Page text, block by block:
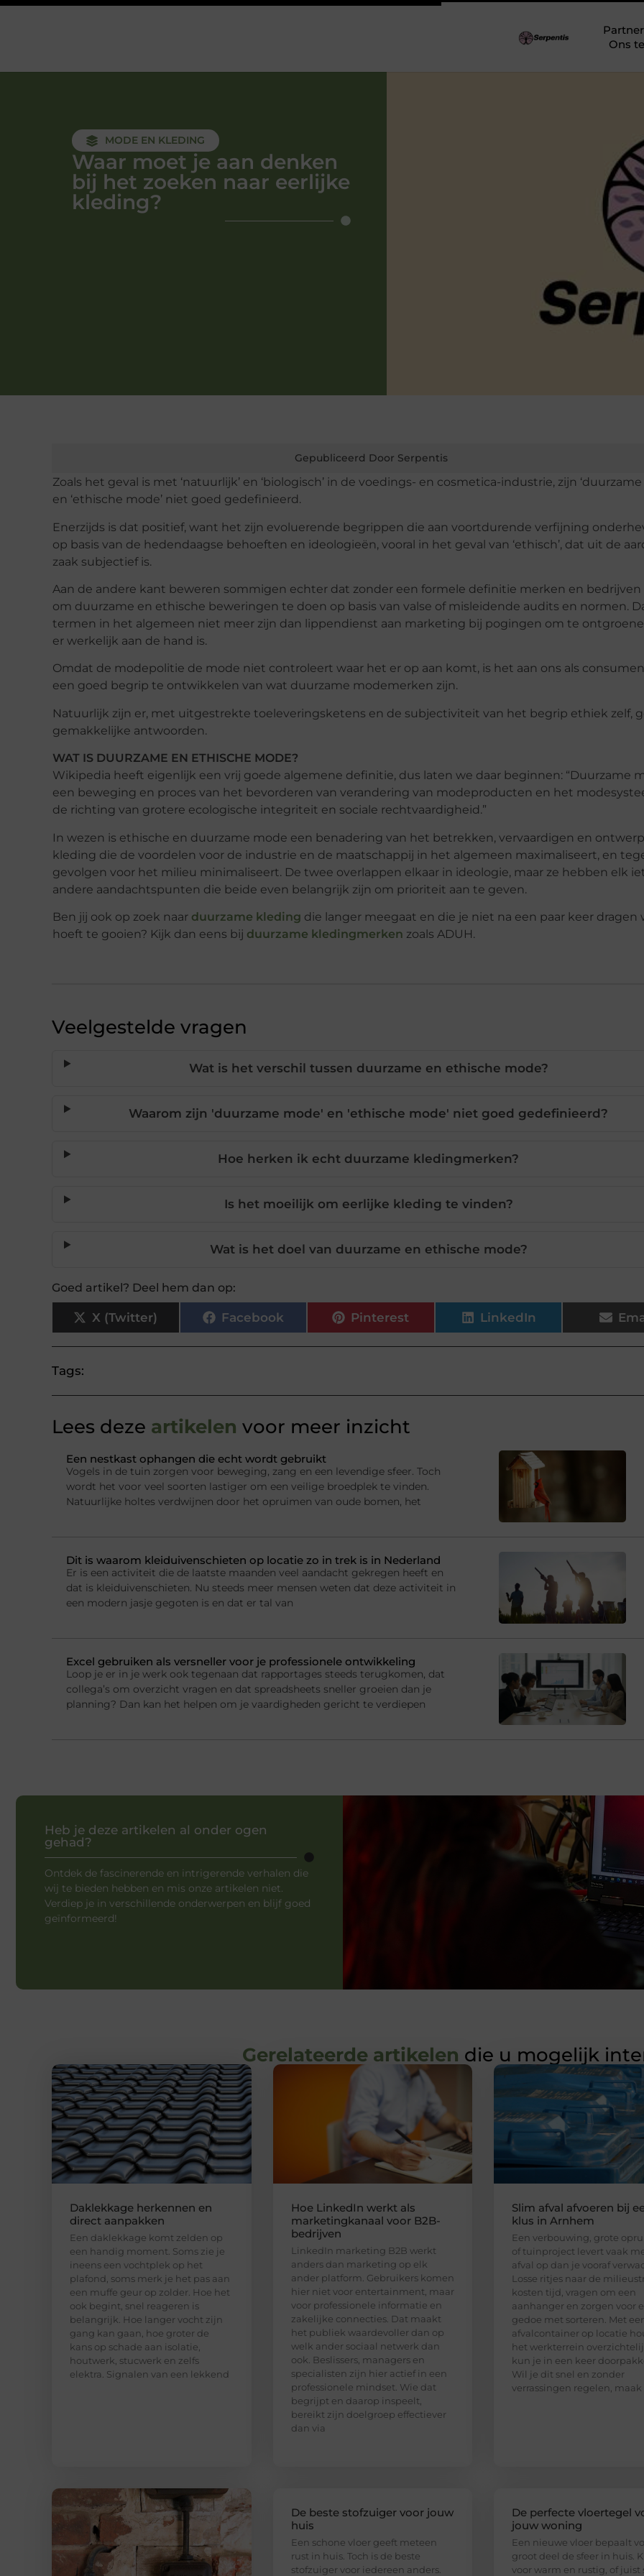
Ons
MODE EN KLEDING
Waar moet je aan denken
bij het zoeken naar eerlijke
kleding?
Gepubliceerd Door Serpentis
Zoals het geval is met ‘natuurlijk’ en ‘biologisch’ in de voedings- en cosmetica-industrie, zijn ‘duurzame
en ‘ethische mode’ niet goed gedefinieerd.
Enerzijds is dat positief, want het zijn evoluerende begrippen die aan voortdurende verfijning
op basis van de hedendaagse behoeften en ideologieën, vooral in het geval van ‘ethisch’, dat uit de
zaak subjectief is.
Aan de andere kant beweren sommigen echter dat zonder een formele definitie merken en bedrijven
om duurzame en ethische beweringen te doen op basis van valse of misleidende audits en normen.
termen in het algemeen niet meer zijn dan lippendienst aan marketing bij pogingen om te
er werkelijk aan de hand is.
Omdat de modepolitie de mode niet controleert waar het er op aan komt, is het aan ons als
een goed begrip te ontwikkelen van wat duurzame modemerken zijn.
Natuurlijk zijn er, met uitgestrekte toeleveringsketens en de subjectiviteit van het begrip ethiek zelf,
gemakkelijke antwoorden.
WAT IS DUURZAME EN ETHISCHE MODE?
Wikipedia heeft eigenlijk een vrij goede algemene definitie, dus laten we daar beginnen: “Duurzame
een beweging en proces van het bevorderen van verandering van modeproducten en het
de richting van grotere ecologische integriteit en sociale rechtvaardigheid.”
In wezen is ethische en duurzame mode een benadering van het betrekken, vervaardigen en
kleding die de voordelen voor de industrie en de maatschappij in het algemeen maximaliseert, en
gevolgen voor het milieu minimaliseert. De twee overlappen elkaar in ideologie, maar ze hebben elk
andere aandachtspunten die beide even belangrijk zijn om prioriteit aan te geven.
Ben jij ook op zoek naar duurzame kleding die langer meegaat en die je niet na een paar keer dragen
hoeft te gooien? Kijk dan eens bij duurzame kledingmerken zoals ADUH.
Veelgestelde vragen
Wat is het verschil tussen duurzame en ethische mode?
Waarom zijn 'duurzame mode' en 'ethische mode' niet goed gedefinieerd?
Hoe herken ik echt duurzame kledingmerken?
Is het moeilijk om eerlijke kleding te vinden?
Wat is het doel van duurzame en ethische mode?
Goed artikel? Deel hem dan op:
X (Twitter) Facebook Pinterest LinkedIn
Tags:
Lees deze artikelen voor meer inzicht
Een nestkast ophangen die echt wordt gebruikt
Vogels in de tuin zorgen voor beweging, zang en een levendige sfeer. Toch
wordt het voor veel soorten lastiger om een veilige broedplek te vinden.
Natuurlijke holtes verdwijnen door het opruimen van oude bomen, het
Dit is waarom kleiduivenschieten op locatie zo in trek is in Nederland
Er is een activiteit die de laatste maanden veel aandacht gekregen heeft en
dat is kleiduivenschieten. Nu steeds meer mensen weten dat deze activiteit in
een modern jasje gegoten is en dat er tal van
Excel gebruiken als versneller voor je professionele ontwikkeling
Loop je er in je werk ook tegenaan dat rapportages steeds terugkomen, dat
collega’s om overzicht vragen en dat spreadsheets sneller groeien dan je
planning? Dan kan het helpen om je vaardigheden gericht te verdiepen
Heb je deze artikelen al onder ogen
gehad?
Ontdek de fascinerende en intrigerende verhalen die
wij te bieden hebben en mis onze artikelen niet.
Verdiep je in verschillende onderwerpen en blijf goed
geïnformeerd!
Gerelateerde artikelen die u mogelijk
Daklekkage herkennen en
direct aanpakken
Een daklekkage komt zelden op
een handig moment. Soms zie je
ineens een vochtplek op het
plafond, soms merk je het pas aan
een muffe geur op zolder. Hoe het
ook begint, snel reageren is
belangrijk. Hoe langer vocht zijn
gang kan gaan, hoe groter de
kans op schade aan isolatie,
houtwerk, stucwerk en zelfs
elektra. Signalen van een lekkend
Hoe LinkedIn werkt als
marketingkanaal voor B2B-
bedrijven
LinkedIn marketing B2B werkt
anders dan marketing op elk
ander platform. Gebruikers komen
hier niet voor entertainment, maar
voor professionele informatie en
zakelijke connecties. Dat maakt
het publiek waardevoller dan op
welk ander sociaal netwerk dan
ook. Beslissers, managers en
specialisten zijn hier actief in een
professionele mindset. Wie dat
begrijpt en daarop inspeelt,
bereikt zijn doelgroep effectiever
dan via
Slim afval afvoeren bij
klus in Arnhem
Een verbouwing, grote
of tuinproject levert vaak
afval op dan je vooraf
Losse ritjes naar de
kosten tijd, vragen om een
aanhanger en zorgen voor
gedoe met sorteren. Met
afvalcontainer op locatie
het werkterrein
kun je in een keer
Wil je dit snel en zonder
verrassingen regelen,
De beste stofzuiger voor jouw
huis
Een schone vloer geeft meteen
rust in huis. Toch is de beste
stofzuiger voor iedereen anders.
De perfecte vloertegel
jouw woning
Een nieuwe vloer bepaalt
groot deel de sfeer in huis.
voor warm en rustig, of juist